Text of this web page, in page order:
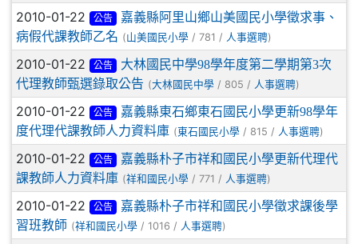
2010-01-22 公告
嘉義縣阿里山鄉山美國民小學徵求事、
病假代課教師乙名 (山美國民小學 / 781 / 人事選聘)
2010-01-22 公告
大林國民中學98學年度第二學期第3次
代理教師甄選錄取公告 (大林國民中學 / 805 / 人事選聘)
2010-01-22 公告
嘉義縣東石鄉東石國民小學更新98學年
度代理代課教師人力資料庫 (東石國民小學 / 815 / 人事選聘)
2010-01-22 公告
嘉義縣朴子市祥和國民小學更新代理代
課教師人力資料庫 (祥和國民小學 / 771 / 人事選聘)
2010-01-22 公告
嘉義縣朴子市祥和國民小學徵求課後學
習班教師 (祥和國民小學 / 1016 / 人事選聘)